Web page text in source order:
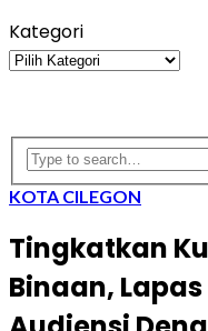
Kategori
Kategori
KOTA CILEGON
Tingkatkan
Binaan,